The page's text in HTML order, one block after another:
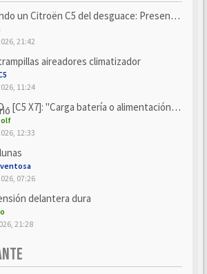
un Citroën C5 del desguace: Presentación y seguimiento
21:42
aireadores climatizador
11:24
- [C5 X7]: "Carga batería o alimentación eléctri...
12:33
07:26
delantera dura
21:28